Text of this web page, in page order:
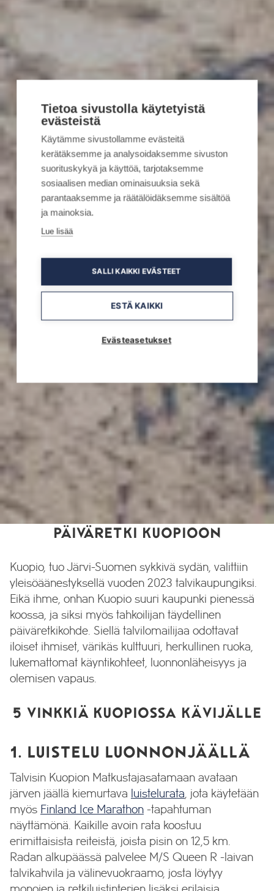
PÄIVÄRETKI KUOPIOON
Kuopio, tuo Järvi-Suomen sykkivä sydän, valittiin
yleisöäänestyksellä vuoden 2023 talvikaupungiksi.
Eikä ihme, onhan Kuopio suuri kaupunki pienessä
koossa, ja siksi myös tahkoilijan täydellinen
päiväretkikohde. Siellä talvilomailijaa odottavat
iloiset ihmiset, värikäs kulttuuri, herkullinen ruoka,
lukemattomat käyntikohteet, luonnonläheisyys ja
olemisen vapaus.
5 VINKKIÄ KUOPIOSSA KÄVIJÄLLE
1. LUISTELU LUONNONJÄÄLLÄ
Talvisin Kuopion Matkustajasatamaan avataan
järven jäällä kiemurtava
luistelurata , jota käytetään
myös Finland Ice Marathon -tapahtuman
näyttämönä. Kaikille avoin rata koostuu
erimittaisista reiteistä, joista pisin on 12,5 km.
Radan alkupäässä palvelee M/S Queen R -laivan
talvikahvila ja välinevuokraamo, josta löytyy
Tietoa sivustolla käytetyistä
evästeistä
Käytämme sivustollamme evästeitä
kerätäksemme ja analysoidaksemme sivuston
suorituskykyä ja käyttöä, tarjotaksemme
sosiaalisen median ominaisuuksia sekä
parantaaksemme ja räätälöidäksemme sisältöä
ja mainoksia.
Lue lisää
SALLI KAIKKI EVÄSTEET
ESTÄ KAIKKI
Evästeasetukset